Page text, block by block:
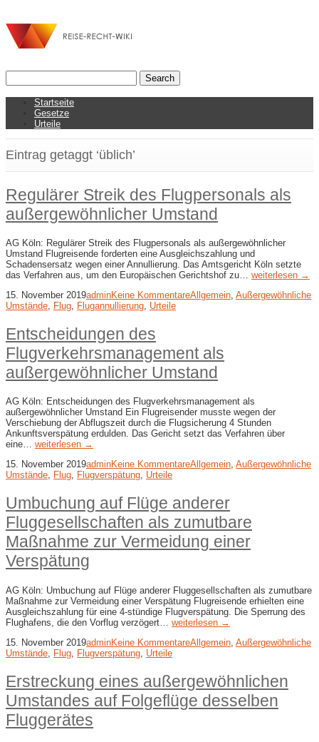
Startseite
Gesetze
Urteile
Eintrag getaggt ‘üblich’
Regulärer Streik des Flugpersonals als
außergewöhnlicher Umstand
AG Köln: Regulärer Streik des Flugpersonals als außergewöhnlicher
Umstand Flugreisende forderten eine Ausgleichszahlung und
Schadensersatz wegen einer Annullierung. Das Amtsgericht Köln setzte
das Verfahren aus, um den Europäischen Gerichtshof zu… weiterlesen →
15. November 2019adminKeine KommentareAllgemein, Außergewöhnliche
Umstände, Flug, Flugannullierung, Urteile
Entscheidungen des
Flugverkehrsmanagement als
außergewöhnlicher Umstand
AG Köln: Entscheidungen des Flugverkehrsmanagement als
außergewöhnlicher Umstand Ein Flugreisender musste wegen der
Verschiebung der Abflugszeit durch die Flugsicherung 4 Stunden
Ankunftsverspätung erdulden. Das Gericht setzt das Verfahren über
eine… weiterlesen →
15. November 2019adminKeine KommentareAllgemein, Außergewöhnliche
Umstände, Flug, Flugverspätung, Urteile
Umbuchung auf Flüge anderer
Fluggesellschaften als zumutbare
Maßnahme zur Vermeidung einer
Verspätung
AG Köln: Umbuchung auf Flüge anderer Fluggesellschaften als zumutbare
Maßnahme zur Vermeidung einer Verspätung Flugreisende erhielten eine
Ausgleichszahlung für eine 4-stündige Flugverspätung. Die Sperrung des
Flughafens, die den Vorflug verzögert… weiterlesen →
15. November 2019adminKeine KommentareAllgemein Außergewöhnliche
Umstände Flug Flugverspätung Urteile
Erstreckung eines außergewöhnlichen
Umstandes auf Folgeflüge desselben
Fluggerätes